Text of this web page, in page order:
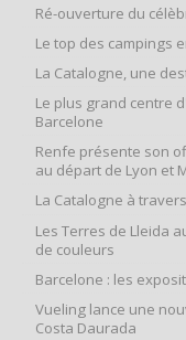
Ré-ouverture du
Le top des campings
La Catalogne, une
Le plus grand centre
Barcelone
Renfe présente son
au départ de Lyon et
La Catalogne à
Les Terres de Lleida
de couleurs
Barcelone : les
Vueling lance une
Costa Daurada